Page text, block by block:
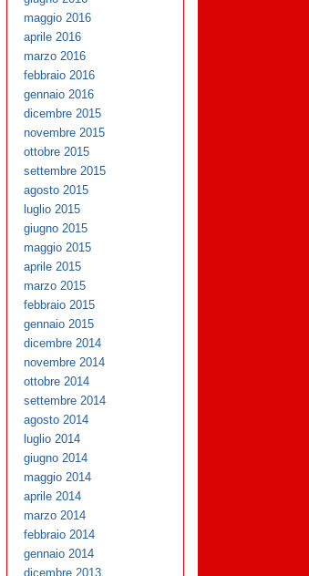
maggio 2016
aprile 2016
marzo 2016
febbraio 2016
gennaio 2016
dicembre 2015
novembre 2015
ottobre 2015
settembre 2015
agosto 2015
luglio 2015
giugno 2015
maggio 2015
aprile 2015
marzo 2015
febbraio 2015
gennaio 2015
dicembre 2014
novembre 2014
ottobre 2014
settembre 2014
agosto 2014
luglio 2014
giugno 2014
maggio 2014
aprile 2014
marzo 2014
febbraio 2014
gennaio 2014
dicembre 2013